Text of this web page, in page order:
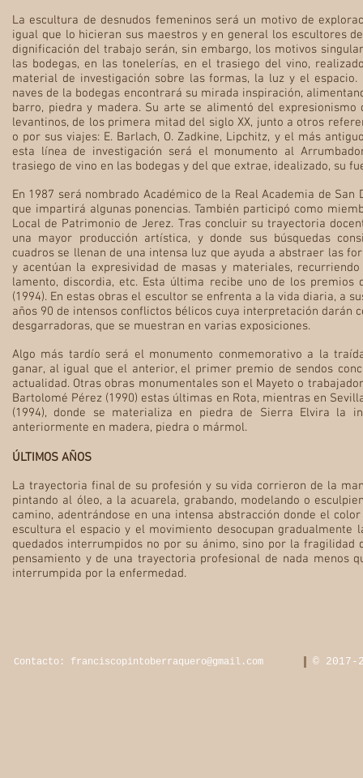
La escultura de desnudos femeninos será un motivo de
igual que lo hicieran sus maestros y en general los escultores
dignificación del trabajo serán, sin embargo, los motivos
las bodegas, en las tonelerías, en el trasiego del vino,
material de investigación sobre las formas, la luz y el
naves de la bodegas encontrará su mirada inspiración,
barro, piedra y madera. Su arte se alimentó del expresionismo
levantinos, de los primera mitad del siglo XX, junto a otros
o por sus viajes: E. Barlach, O. Zadkine, Lipchitz, y el más
esta línea de investigación será el monumento al
trasiego de vino en las bodegas y del que extrae, idealizado, su
En 1987 será nombrado Académico de la Real Academia de
que impartirá algunas ponencias. También participó como
Local de Patrimonio de Jerez. Tras concluir su trayectoria
una mayor producción artística, y donde sus búsquedas
cuadros se llenan de una intensa luz que ayuda a abstraer las
y acentúan la expresividad de masas y materiales,
lamento, discordia, etc. Esta última recibe uno de los premios
(1994). En estas obras el escultor se enfrenta a la vida diaria, a
años 90 de intensos conflictos bélicos cuya interpretación darán
desgarradoras, que se muestran en varias exposiciones.
Algo más tardío será el monumento conmemorativo a la
ganar, al igual que el anterior, el primer premio de sendos
actualidad. Otras obras monumentales son el Mayeto o
Bartolomé Pérez (1990) estas últimas en Rota, mientras en
(1994), donde se materializa en piedra de Sierra Elvira la
anteriormente en madera, piedra o mármol.
ÚLTIMOS AÑOS
La trayectoria final de su profesión y su vida corrieron de la
pintando al óleo, a la acuarela, grabando, modelando o
camino, adentrándose en una intensa abstracción donde el
escultura el espacio y el movimiento desocupan gradualmente
quedados interrumpidos no por su ánimo, sino por la fragilidad
pensamiento y de una trayectoria profesional de nada menos
interrumpida por la enfermedad.
Contacto: franciscopintoberraquero@gmail.com © 2017-